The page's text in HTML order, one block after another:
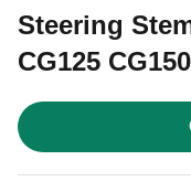
Steering
CG125